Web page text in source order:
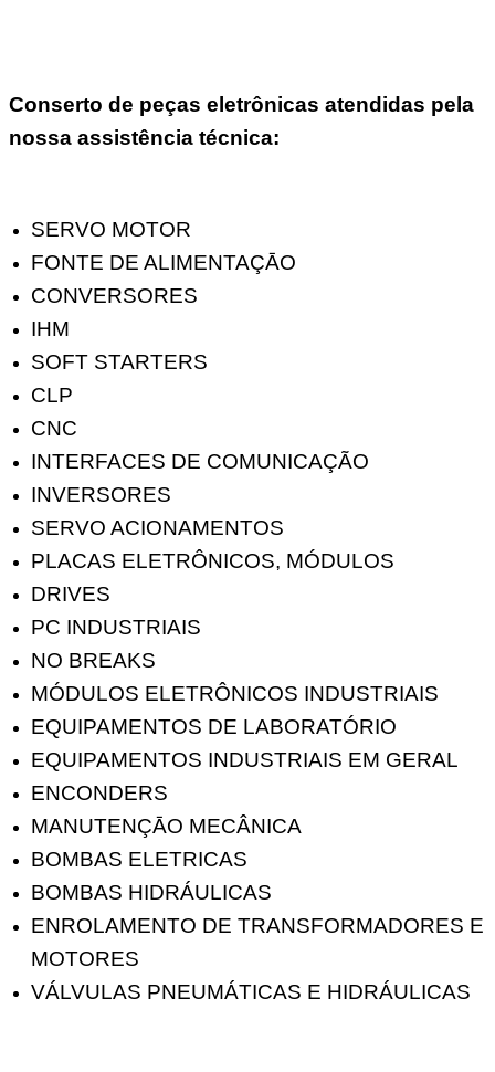
Conserto de peças eletrônicas atendidas pela
nossa assistência técnica:
SERVO MOTOR
FONTE DE ALIMENTAÇĀO
CONVERSORES
IHM
SOFT STARTERS
CLP
CNC
INTERFACES DE COMUNICAÇÃO
INVERSORES
SERVO ACIONAMENTOS
PLACAS ELETRÔNICOS, MÓDULOS
DRIVES
PC INDUSTRIAIS
NO BREAKS
MÓDULOS ELETRÔNICOS INDUSTRIAIS
EQUIPAMENTOS DE LABORATÓRIO
EQUIPAMENTOS INDUSTRIAIS EM GERAL
ENCONDERS
MANUTENÇĀO MECÂNICA
BOMBAS ELETRICAS
BOMBAS HIDRÁULICAS
ENROLAMENTO DE TRANSFORMADORES E
MOTORES
VÁLVULAS PNEUMÁTICAS E HIDRÁULICAS